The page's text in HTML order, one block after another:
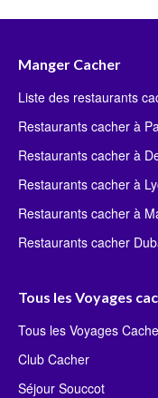
Manger Cacher
Liste des restaurants
Restaurants cacher à
Restaurants cacher à
Restaurants cacher à
Restaurants cacher à
Restaurants cacher
Tous les Voyages
Tous les Voyages
Club Cacher
Séjour Souccot